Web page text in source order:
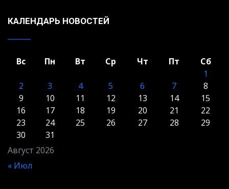
КАЛЕНДАРЬ НОВОСТЕЙ
Август 2026
Вс Пн Вт Ср Чт Пт
Сб
1
2
3 4 5 6 7
8
9
10 11 12 13 14
15
16
17 18 19 20 21
22
23
24 25 26 27 28
29
30
31
« Июл